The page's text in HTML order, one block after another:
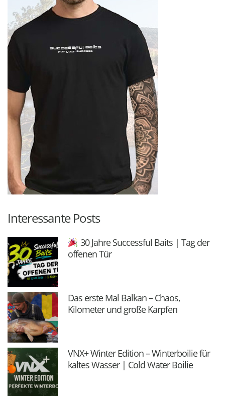
Interessante Posts
30 Jahre Successful Baits | Tag der
offenen Tür
Das erste Mal Balkan – Chaos,
Kilometer und große Karpfen
VNX+ Winter Edition – Winterboilie für
kaltes Wasser | Cold Water Boilie